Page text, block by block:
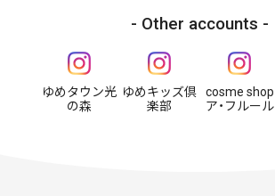
Other accounts
ゆめタウン光
の森
ゆめキッズ倶
楽部
cosme shop
ア・フルール